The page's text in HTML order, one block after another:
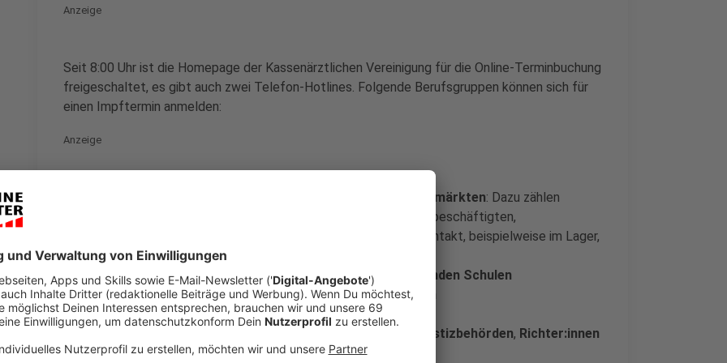
Anzeige
Seit 8:00 Uhr ist die Homepage der Kassenärztlichen Vereinigung für die Online-Terminbuchung
freigeschaltet, es gibt auch zwei Telefon-Hotlines. Folgende Berufsgruppen können sich für
einen Impftermin anmelden:
Anzeige
Drogeriemärkten: Dazu zählen
grundsätzlich alle im Verkauf Beschäftigten inkl. der Teilzeitbeschäftigten,
Auszubildenden oder Minijobber. Angestellte ohne Kundenkontakt, beispielweise im Lager,
sind allerdings ausgenommen.
Lehrer:innen sowie weitere Beschäftigte an weiterführenden Schulen
Beschäftigte im Justizvollzug mit Gefangenenkontakten
Gerichtsvollzieher:innen
Beschäftigte in den
Servicebereichen der Gerichte Justizbehörden, Richter:innen
sowieStaatsanwält:innen